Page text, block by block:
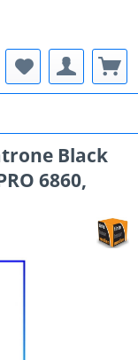
Black
6860,